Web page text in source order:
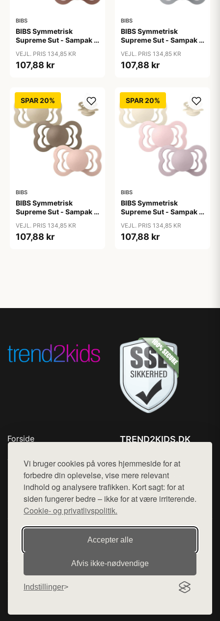
Vi bruger cookies på vores hjemmeside for at
forbedre din oplevelse, vise mere relevant
indhold og analysere trafikken. Kort sagt: for at
siden fungerer bedre – ikke for at være irriterende.
Cookie- og privatlivspolitik.
Accepter alle
Afvis ikke‑nødvendige
Indstillinger
BIBS
BIBS Symmetrisk
Supreme Sut - Sampak -
Autumn
VEJL. PRIS 134,85 KR
107,88 kr
BIBS
BIBS Symmetrisk
Supreme Sut - Sampak -
Clear
VEJL. PRIS 134,85 KR
107,88 kr
SPAR 20%
BIBS
BIBS Symmetrisk
Supreme Sut - Sampak -
Earthy
VEJL. PRIS 134,85 KR
107,88 kr
SPAR 20%
BIBS
BIBS Symmetrisk
Supreme Sut - Sampak -
Gentle
VEJL. PRIS 134,85 KR
107,88 kr
Forside
Top Rabatter
Blog
Kontakt
TREND2KIDS.DK
Mail: hej@want.dk
Cookie- og privatlivspolitik
Denne side er en del af want.dk, der udgiver en række
hjemmesider med præsentation af forskellige produkter fra
diverse webshops. Der sælges ikke varer fra denne side - vi
henviser til de shops, som sælger varen. Vi har heller ikke
varerne på lager.